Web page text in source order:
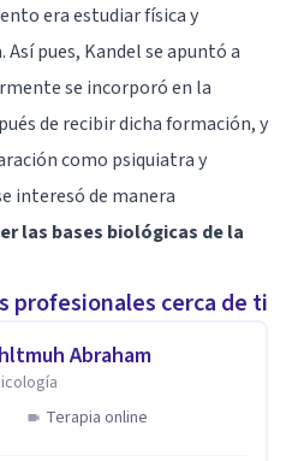
era estudiar física y
pues, Kandel se apuntó a
se incorporó en la
de recibir dicha formación, y
como psiquiatra y
interesó de manera
las bases biológicas de la
profesionales cerca de ti
Abraham
Terapia online